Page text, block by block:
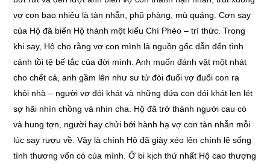
vợ con bao nhiêu là tàn nhẫn, phũ phàng, mù quáng. Cơn say
của Hộ đã biến Hộ thành một kiểu Chí Phèo – trí thức. Trong
khi say, Hộ cho rằng vợ con mình là nguồn gốc dẫn đến tình
cảnh tồi tệ bế tắc của đời mình. Anh muốn đánh vật một nhát
cho chết cả, anh gầm lên như sư tử đòi đuổi vợ đuổi con ra
khỏi nhà – người vợ đói khát và những đứa con đói khát len lét
sợ hãi nhìn chồng và nhìn cha. Hộ đã trở thành người cau có
và hung tợn, người hay chửi bới hành hạ vợ con tàn nhẫn mỗi
lúc say rượu về. Vậy là chính Hộ đã giày xéo lên chính lẽ sống
tình thương vốn có của mình. Ở bi kịch thứ nhất Hộ cao thượng